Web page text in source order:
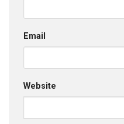
Email
Website